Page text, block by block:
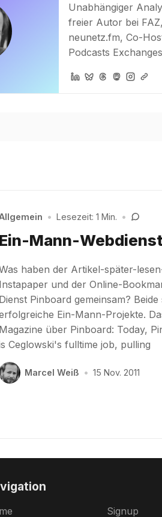
Unabhängiger
freier Autor bei
neunetz.fm, Co-
Podcasts Exchanges
• Lesezeit: 1 Min. •
Ein-Mann-
haben der Artikel-später-
Instapaper und der Online-
Dienst Pinboard gemeinsam? Beide
Ein-Mann-Projekte.
Magazine über Pinboard: Today,
Ceglowski's fulltime job, pulling
Marcel Weiß • 15 Nov. 2011
Signup